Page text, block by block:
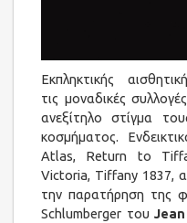
Εκπληκτικής
τις μοναδικές
ανεξίτηλο στίγμα
κοσμήματος.
Atlas, Return to
Victoria, Tiffany 1837,
την παρατήρηση της
Schlumberger του